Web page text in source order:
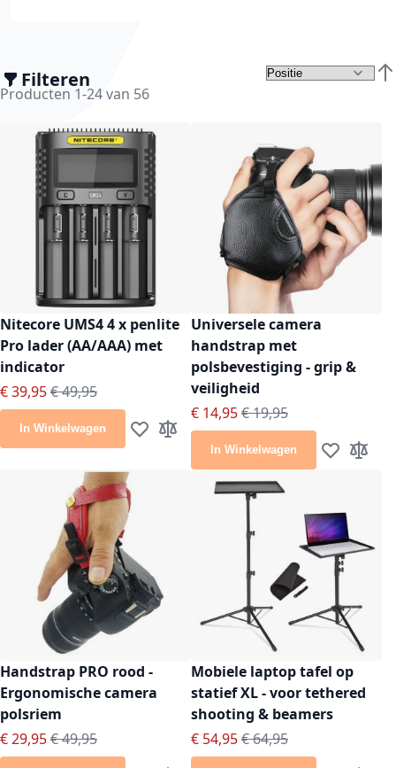
Filteren
Producten 1-24van 56
Nitecore UMS4 4 x penlite
Pro lader (AA/AAA) met
indicator
Speciale prijs
€ 39,95Normale prijs
€ 49,95
In Winkelwagen Voeg toe aan verlanglijst
Toevoegen om te vergelijken
Universele camera
handstrap met
polsbevestiging - grip &
veiligheid
Speciale prijs
€ 14,95Normale prijs
€ 19,95
In Winkelwagen Voeg toe
Handstrap PRO rood -
Ergonomische camera
polsriem
Speciale prijs
€ 29,95Normale prijs
€ 49,95
Mobiele laptop tafel op
statief XL - voor tethered
shooting & beamers
Speciale prijs
€ 54,95Normale prijs
€ 64,95